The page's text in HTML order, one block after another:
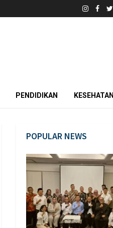
PENDIDIKAN KESEHATAN
POPULAR NEWS